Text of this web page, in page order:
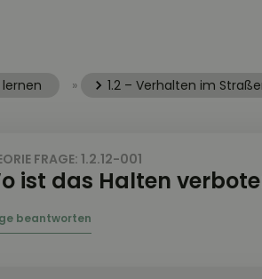
» 1.2 – Verhalten im
FRAGE: 1.2.12-001
ist das Halten